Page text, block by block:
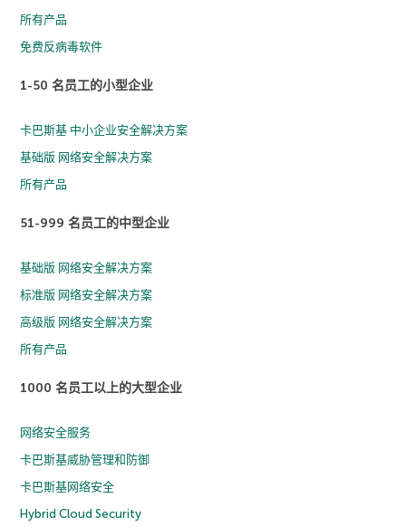
所有产品
免费反病毒软件
1-50 名员工的小型企业
卡巴斯基 中小企业安全解决方案
基础版 网络安全解决方案
所有产品
51-999 名员工的中型企业
基础版 网络安全解决方案
标准版 网络安全解决方案
高级版 网络安全解决方案
所有产品
1000 名员工以上的大型企业
网络安全服务
卡巴斯基威胁管理和防御
卡巴斯基网络安全
Hybrid Cloud Security